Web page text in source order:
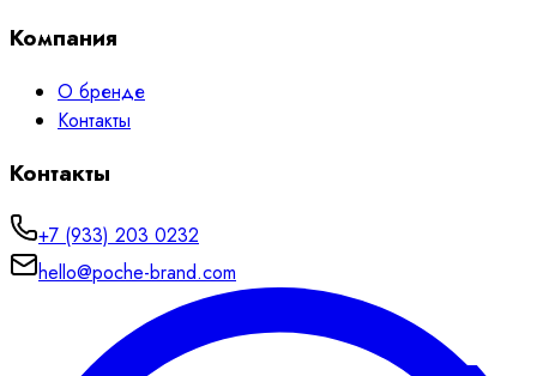
Компания
О бренде
Контакты
Контакты
+7 (933) 203 0232
hello@poche-brand.com